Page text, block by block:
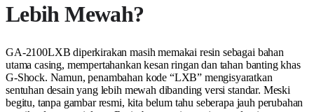
Lebih Mewah?
GA-2100LXB diperkirakan masih memakai resin sebagai bahan
utama casing, mempertahankan kesan ringan dan tahan banting khas
G-Shock. Namun, penambahan kode “LXB” mengisyaratkan
sentuhan desain yang lebih mewah dibanding versi standar. Meski
begitu, tanpa gambar resmi, kita belum tahu seberapa jauh perubahan